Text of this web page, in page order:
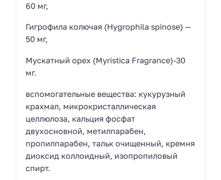
60 мг,
Гигрофила колючая (Hygrophila spinose) —
50 мг,
Мускатный орех (Myristica Fragrance)-30
мг.
вспомогательные вещества: кукурузный
крахмал, микрокристаллическая
целлюлоза, кальция фосфат
двухосновной, метилпарабен,
пропилпарабен, тальк очищенный, кремня
диоксид коллоидный, изопропиловый
спирт.